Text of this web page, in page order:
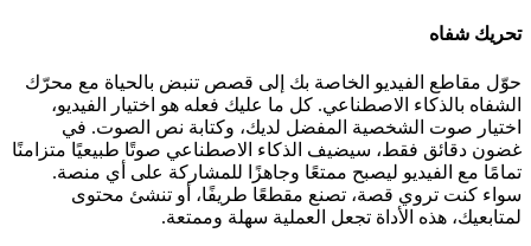
تحريك شفاه
حوّل مقاطع الفيديو الخاصة بك إلى قصص تنبض بالحياة مع محرّك
الشفاه بالذكاء الاصطناعي. كل ما عليك فعله هو اختيار الفيديو،
اختيار صوت الشخصية المفضل لديك، وكتابة نص الصوت. في
غضون دقائق فقط، سيضيف الذكاء الاصطناعي صوتًا طبيعيًا متزامنًا
تمامًا مع الفيديو ليصبح ممتعًا وجاهزًا للمشاركة على أي منصة.
سواء كنت تروي قصة، تصنع مقطعًا طريفًا، أو تنشئ محتوى
لمتابعيك، هذه الأداة تجعل العملية سهلة وممتعة.